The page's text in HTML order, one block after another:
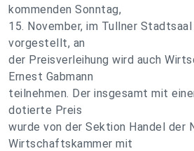
kommenden Sonntag,
15. November, im Tullner
vorgestellt, an
der Preisverleihung wird auch
Ernest Gabmann
teilnehmen. Der insgesamt mit
dotierte Preis
wurde von der Sektion Handel der
Wirtschaftskammer mit